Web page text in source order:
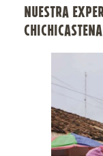
NUESTRA